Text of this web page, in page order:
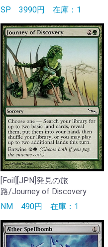
SP 3990円 在庫：1
[Foil][JPN]発見の旅
路/Journey of Discovery
NM 490円 在庫：1